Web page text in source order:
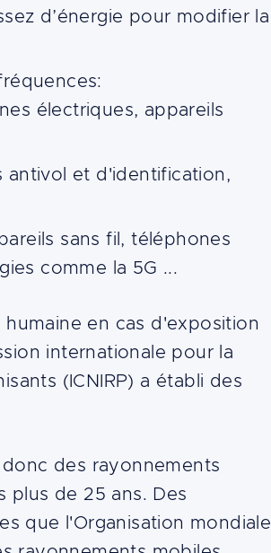
d’énergie pour modifier la
électriques, appareils
antivol et d'identification,
sans fil, téléphones
comme la 5G ...
en cas d'exposition
internationale pour la
(ICNIRP) a établi des
des rayonnements
plus de 25 ans. Des
que l'Organisation mondiale